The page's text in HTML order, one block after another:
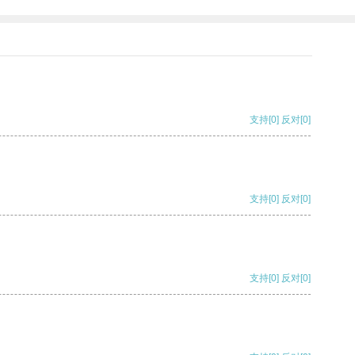
支持[0] 反对[0]
支持[0] 反对[0]
支持[0] 反对[0]